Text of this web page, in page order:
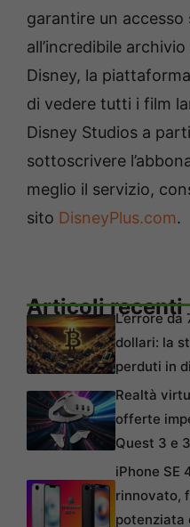
garantire un
all’incredibile
Disney, la
di vedere tutti i film
Disney Studios a
sottoscrivere
meglio il servizio,
sito DisneyPlus.com.
Articoli recenti
L’errore
dollari: la
perduti in
Realtà
offerte
Quest 3 e
iPhone SE
rinnovato,
potenziata